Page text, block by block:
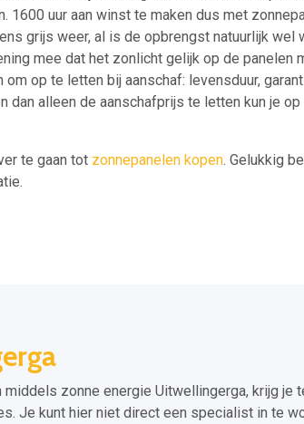
1600 uur aan winst te maken dus met
grijs weer, al is de opbrengst natuurlijk wel
mee dat het zonlicht gelijk op de panelen
op te letten bij aanschaf: levensduur,
alleen de aanschafprijs te letten kun je op
te gaan tot zonnepanelen kopen. Gelukkig
zonne energie Uitwellingerga, krijg je
Je kunt hier niet direct een specialist in te